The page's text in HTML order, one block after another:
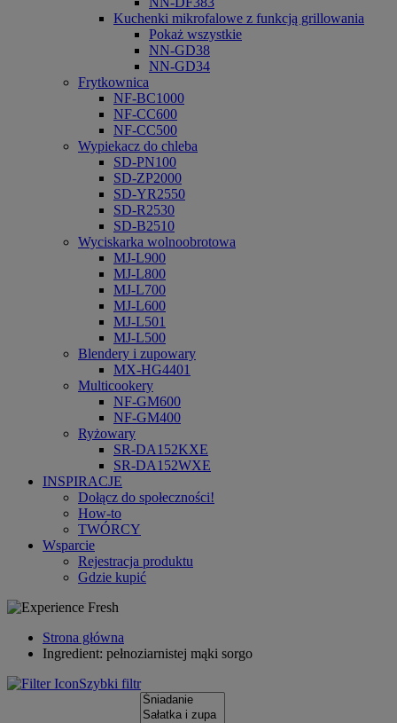
Kuchenki mikrofalowe z funkcją grillowania
Pokaż wszystkie
NN-GD38
NN-GD34
Frytkownica
NF-BC1000
NF-CC600
NF-CC500
Wypiekacz do chleba
SD-PN100
SD-ZP2000
SD-YR2550
SD-R2530
SD-B2510
Wyciskarka wolnoobrotowa
MJ-L900
MJ-L800
MJ-L700
MJ-L600
MJ-L501
MJ-L500
Blendery i zupowary
MX-HG4401
Multicookery
NF-GM600
NF-GM400
Ryżowary
SR-DA152KXE
SR-DA152WXE
INSPIRACJE
Dołącz do społeczności!
How-to
TWÓRCY
Wsparcie
Rejestracja produktu
Gdzie kupić
Strona główna
Ingredient: pełnoziarnistej mąki sorgo
Szybki filtr